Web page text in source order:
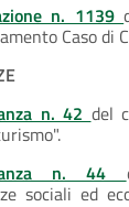
n. 1139
Caso di
n. 42 del
n. 44
sociali ed